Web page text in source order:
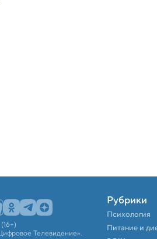
Телевидение».
Рубрики
Психология
Питание и